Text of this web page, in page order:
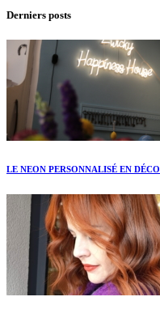
Derniers posts
LE NEON PERSONNALISÉ EN DÉCO